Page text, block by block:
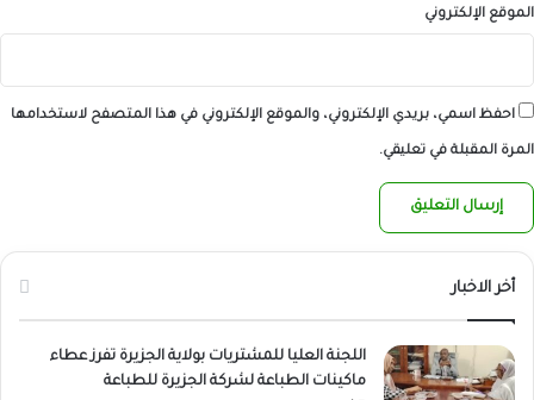
الموقع الإلكتروني
احفظ اسمي، بريدي الإلكتروني، والموقع الإلكتروني في هذا المتصفح لاستخدامها
المرة المقبلة في تعليقي.
أخر الاخبار
اللجنة العليا للمشتريات بولاية الجزيرة تفرز عطاء
ماكينات الطباعة لشركة الجزيرة للطباعة